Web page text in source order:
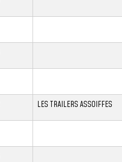
LES TRAILERS ASSOIFFES